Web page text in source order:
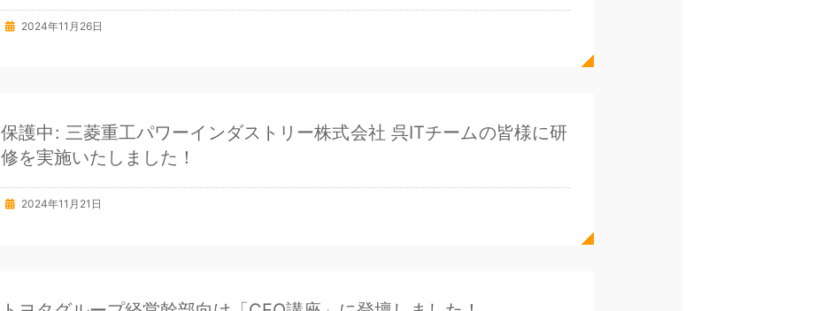
2024年11月26日
保護中: 三菱重工パワーインダストリー株式会社 呉ITチームの皆様に研
修を実施いたしました！
2024年11月21日